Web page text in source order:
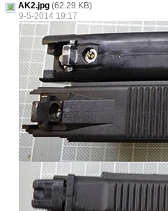
AK2.jpg (62.29 KB)
9-5-2014 19:17